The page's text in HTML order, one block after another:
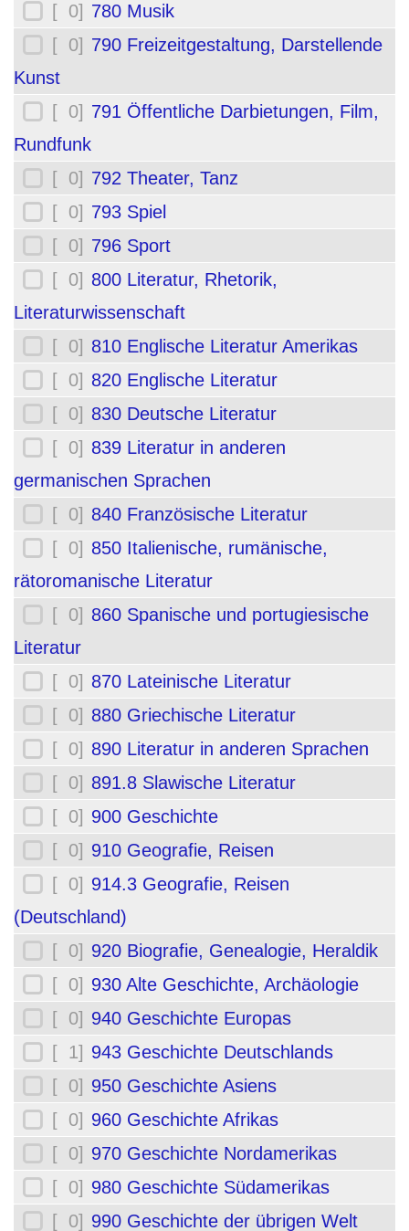
[ 0] 780 Musik
[ 0] 790 Freizeitgestaltung, Darstellende
Kunst
[ 0] 791 Öffentliche Darbietungen, Film,
Rundfunk
[ 0] 792 Theater, Tanz
[ 0] 793 Spiel
[ 0] 796 Sport
[ 0] 800 Literatur, Rhetorik,
Literaturwissenschaft
[ 0] 810 Englische Literatur Amerikas
[ 0] 820 Englische Literatur
[ 0] 830 Deutsche Literatur
[ 0] 839 Literatur in anderen
germanischen Sprachen
[ 0] 840 Französische Literatur
[ 0] 850 Italienische, rumänische,
rätoromanische Literatur
[ 0] 860 Spanische und portugiesische
Literatur
[ 0] 870 Lateinische Literatur
[ 0] 880 Griechische Literatur
[ 0] 890 Literatur in anderen Sprachen
[ 0] 891.8 Slawische Literatur
[ 0] 900 Geschichte
[ 0] 910 Geografie, Reisen
[ 0] 914.3 Geografie, Reisen
(Deutschland)
[ 0] 920 Biografie, Genealogie, Heraldik
[ 0] 930 Alte Geschichte, Archäologie
[ 0] 940 Geschichte Europas
[ 1] 943 Geschichte Deutschlands
[ 0] 950 Geschichte Asiens
[ 0] 960 Geschichte Afrikas
[ 0] 970 Geschichte Nordamerikas
[ 0] 980 Geschichte Südamerikas
[ 0] 990 Geschichte der übrigen Welt